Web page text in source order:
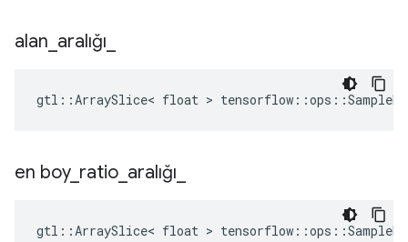
alan aralığı
gtl::ArraySlice< float >
en boy_ ratio aralığı
gtl::ArraySlice< float >